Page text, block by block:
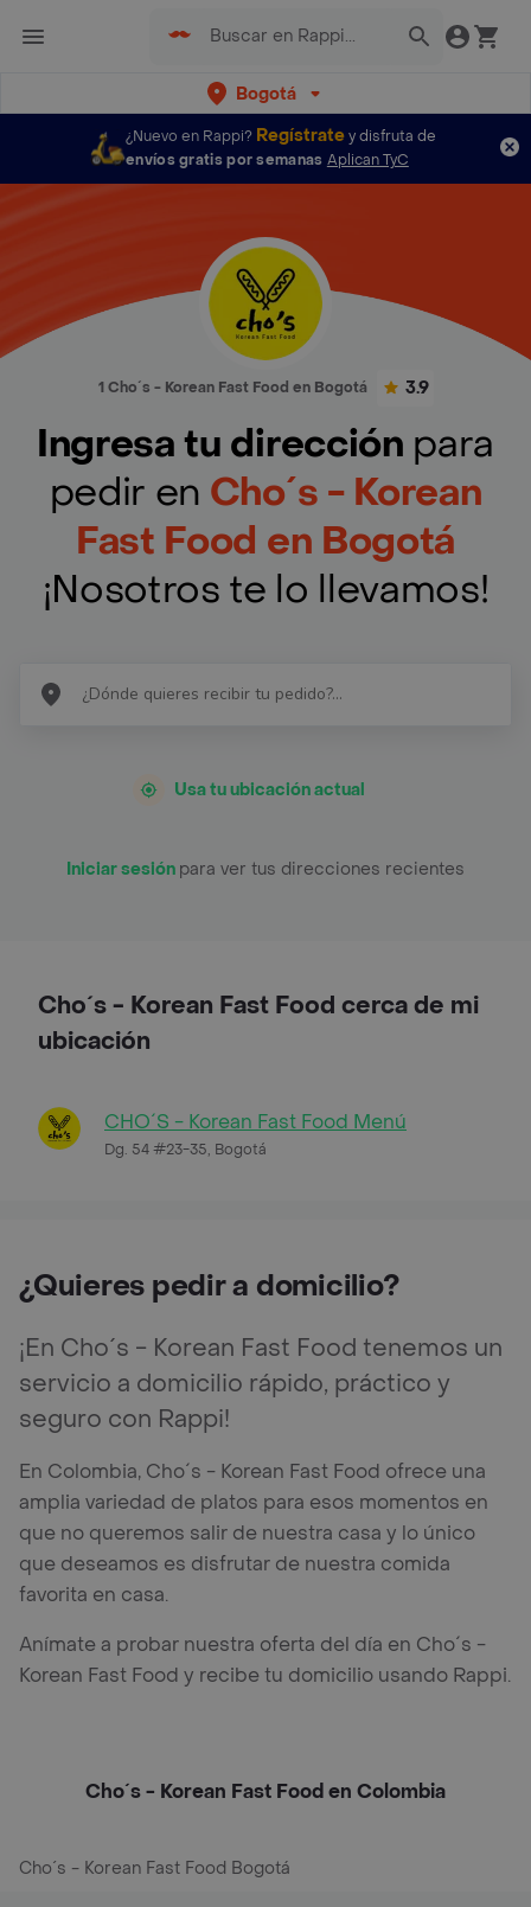
Bogotá
¿Nuevo en Rappi? Regístratey disfruta de
envíos gratis por semanas Aplican TyC
1 Cho´s - Korean Fast Food en Bogotá 3.9
Ingresa tu dirección para
pedir en Cho´s - Korean
Fast Food en Bogotá
¡Nosotros te lo llevamos!
Usa tu ubicación actual
Iniciar sesión para ver tus direcciones recientes
Cho´s - Korean Fast Food cerca de mi
ubicación
CHO´S - Korean Fast Food Menú
Dg. 54 #23-35, Bogotá
¿Quieres pedir a domicilio?
¡En Cho´s - Korean Fast Food tenemos un
servicio a domicilio rápido, práctico y
seguro con Rappi!
En Colombia, Cho´s - Korean Fast Food ofrece una
amplia variedad de platos para esos momentos en
que no queremos salir de nuestra casa y lo único
que deseamos es disfrutar de nuestra comida
favorita en casa.
Anímate a probar nuestra oferta del día en Cho´s -
Korean Fast Food y recibe tu domicilio usando Rappi.
Cho´s - Korean Fast Food en Colombia
Cho´s - Korean Fast Food Bogotá